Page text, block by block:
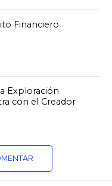
Financiero
Exploración
con el Creador